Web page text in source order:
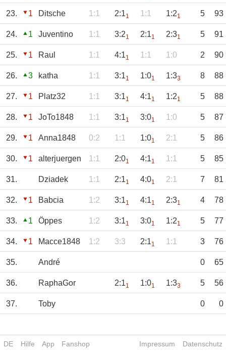
23. 1 Ditsche 1:1 2:11 1:1 1:21 5 93
24. 1 Juventino 1:1 3:21 2:11 2:31 5 91
25. 1 Raul 1:1 4:11 1:1 1:0 2 90
26. 3 katha 1:1 3:11 1:01 1:33 8 88
27. 1 Platz32 1:1 3:11 4:11 1:21 5 88
28. 1 JoTo1848 1:1 3:11 3:01 1:0 5 87
29. 1 Anna1848 0:2 1:1 1:01 2:1 5 86
30. 1 alterjuergen 1:1 2:01 4:11 1:1 5 85
31. Dziadek 1:1 2:11 4:01 2:1 7 81
32. 1 Babcia 1:2 3:11 4:11 2:31 4 78
33. 1 Öppes 1:2 3:11 3:01 1:21 5 77
34. 1 Macce1848 1:2 3:3 2:11 1:1 3 76
35. André 0 65
36. RaphaGor 2:11 1:01 1:33 5 56
37. Toby 0 0
DE Hilfe App Fanshop Impressum Datenschutz